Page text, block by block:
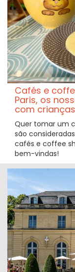
Cafés e
Paris, os
com crianças
Quer tomar um
são
cafés e coffee
bem-vindas!